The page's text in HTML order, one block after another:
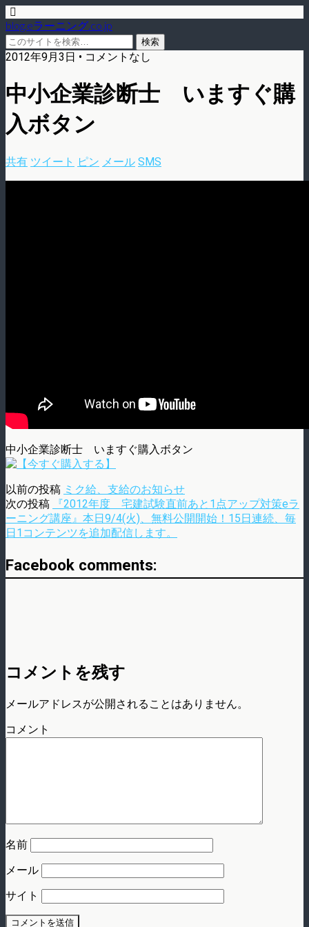
blog.eラーニング.co.jp
2012年9月3日 • コメントなし
中小企業診断士 いますぐ購
入ボタン
共有 ツイート ピン メール SMS
中小企業診断士 いますぐ購入ボタン
以前の投稿 ミク給、支給のお知らせ
次の投稿
『2012年度 宅建試験直前あと1点アップ対策eラ
ーニング講座』本日9/4(火)、無料公開開始！15日連続、毎
日1コンテンツを追加配信します。
Facebook comments:
コメントを残す
メールアドレスが公開されることはありません。
コメント
名前
メール
サイト